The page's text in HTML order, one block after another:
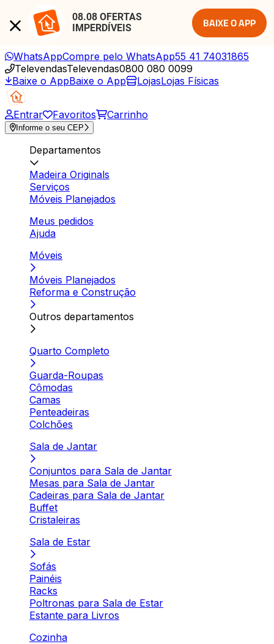
08.08 OFERTAS
IMPERDÍVEIS
BAIXE O APP
WhatsAppCompre pelo WhatsApp55 41 74031865
TelevendasTelevendas0800 080 0099
Baixe o AppBaixe o App LojasLojas Físicas
Entrar Favoritos Carrinho
Informe o seu CEP
Departamentos
Madeira Originals
Serviços
Móveis Planejados
Meus pedidos
Ajuda
Móveis
Móveis Planejados
Reforma e Construção
Outros departamentos
Quarto Completo
Guarda-Roupas
Cômodas
Camas
Penteadeiras
Colchões
Sala de Jantar
Conjuntos para Sala de Jantar
Mesas para Sala de Jantar
Cadeiras para Sala de Jantar
Buffet
Cristaleiras
Sala de Estar
Sofás
Painéis
Racks
Poltronas para Sala de Estar
Estante para Livros
Cozinha